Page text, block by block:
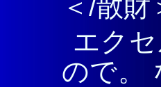
＜/散財
エク
ので。